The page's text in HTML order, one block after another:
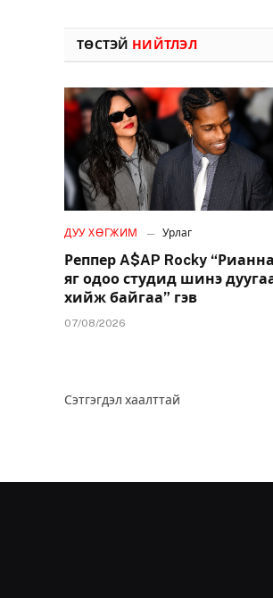
ТӨСТЭЙ НИЙТЛЭЛ
ДУУ ХӨГЖИМ Урлаг
Реппер A$AP Rocky “Рианна
яг одоо студид шинэ
хийж байгаа” гэв
07/08/2026
Сэтгэгдэл хаалттай